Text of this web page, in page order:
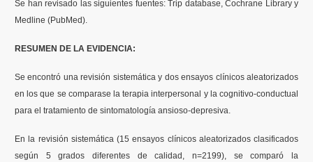
Se han revisado las siguientes fuentes: Trip database, Cochrane Library y
Medline (PubMed).
RESUMEN DE LA EVIDENCIA:
Se encontró una revisión sistemática y dos ensayos clínicos aleatorizados
en los que se comparase la terapia interpersonal y la cognitivo-conductual
para el tratamiento de sintomatología ansioso-depresiva.
En la revisión sistemática (15 ensayos clínicos aleatorizados clasificados
según 5 grados diferentes de calidad, n=2199), se comparó la